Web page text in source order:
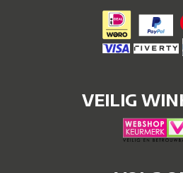
VEILIG